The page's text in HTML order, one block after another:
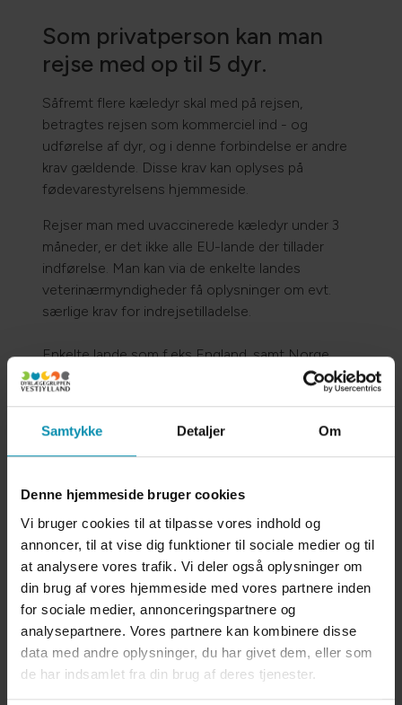
Samtykke Detaljer Om
Denne hjemmeside bruger cookies
Vi bruger cookies til at tilpasse vores indhold og
annoncer, til at vise dig funktioner til sociale medier og til
at analysere vores trafik. Vi deler også oplysninger om
din brug af vores hjemmeside med vores partnere inden
for sociale medier, annonceringspartnere og
analysepartnere. Vores partnere kan kombinere disse
data med andre oplysninger, du har givet dem, eller som
de har indsamlet fra din brug af deres tjenester.
Som privatperson kan man
rejse med op til 5 dyr.
Såfremt flere kæledyr skal med på rejsen,
betragtes rejsen som kommerciel ind - og
udførelse af dyr, og i denne forbindelse er andre
krav gældende. Disse krav kan oplyses på
fødevarestyrelsens hjemmeside.​
Rejser man med uvaccinerede kæledyr under 3
måneder, er det ikke alle EU-lande der tillader
indførelse. Man kan via de enkelte landes
veterinærmyndigheder få oplysninger om evt.
særlige krav for indrejsetilladelse.
Enkelte lande som f.eks England, samt Norge
kræver tillige, at kæledyret behandles for
bændelorm – det er dyrlægen, der skal
rette tidspunkt inden afrejse.
for bændelorm efter indrejsen. Er
rejsedestinationen et land udenfor EU, skal
ambassaden for det pågældende land kontaktes i
god tid inden afrejse og de særlige krav
indhentes. Selv om Norge ikke er medlem af EU,
kræves der også kæledyrspas før
indrejse. Enkelte lande kræver, at kæledyret
undergår en sundhedsundersøgelse umiddelbart
inden indrejse.